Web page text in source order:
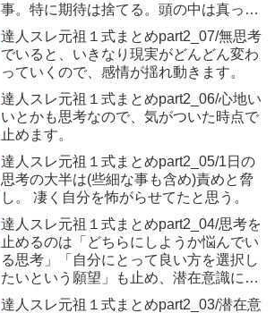
事。特に期待は捨てる。頭の中は真っ
白。 これで現実は変わる。
達人スレ元祖１式まとめpart2_07/無思考
でいると、いきなり現実がどんどん変わ
っていくので、感情が揺れ動きます。
達人スレ元祖１式まとめpart2_06/心地い
いとかも思考なので、気がついた時点で
止めます。
達人スレ元祖１式まとめpart2_05/1日の
思考の大半は(些細な事も含め)責めと脅
し。 凄く自分を怖がらせてたと思う。
達人スレ元祖１式まとめpart2_04/思考を
止めるのは「どちらにしようか悩んでい
る思考」「自分にとって良い方を選択し
たいという願望」も止め、潜在意識に委
ねるということです。
達人スレ元祖１式まとめpart2_03/潜在意